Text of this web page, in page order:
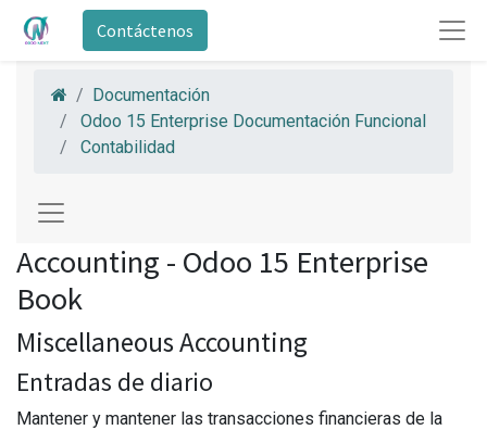
Contáctenos
Documentación
Odoo 15 Enterprise Documentación Funcional
Contabilidad
Accounting - Odoo 15 Enterprise
Book
Miscellaneous Accounting
Entradas de diario
Mantener y mantener las transacciones financieras de la